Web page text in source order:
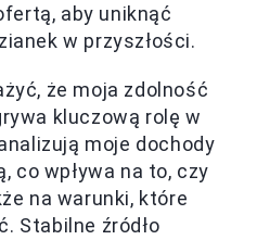
aby uniknąć
w przyszłości.
że moja zdolność
kluczową rolę w
moje dochody
co wpływa na to, czy
na warunki, które
Stabilne źródło